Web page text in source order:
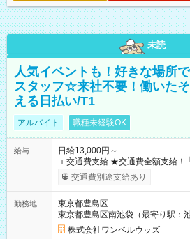
未読
人気イベントも！好きな場所
スタッフ☆来社不要！働いた
える日払い/T1
アルバイト 職種未経験OK
給与
日給13,000円～
＋交通費支給 ★交通費全額支給！ ┗案件により規定あり ★日払
いOK！（規定あり） ┗働いたそ
ンビニATMから 日払い分を引き落とせます！
交通費別途支給あり
勤務地
東京都豊島区
東京都豊島区南池袋（最寄り駅：池
株式会社ワンベルウッズ